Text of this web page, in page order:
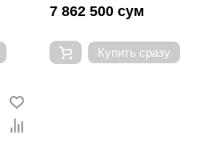
7 862 500 сум
Купить сразу